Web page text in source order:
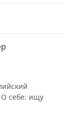
О себе: ищу